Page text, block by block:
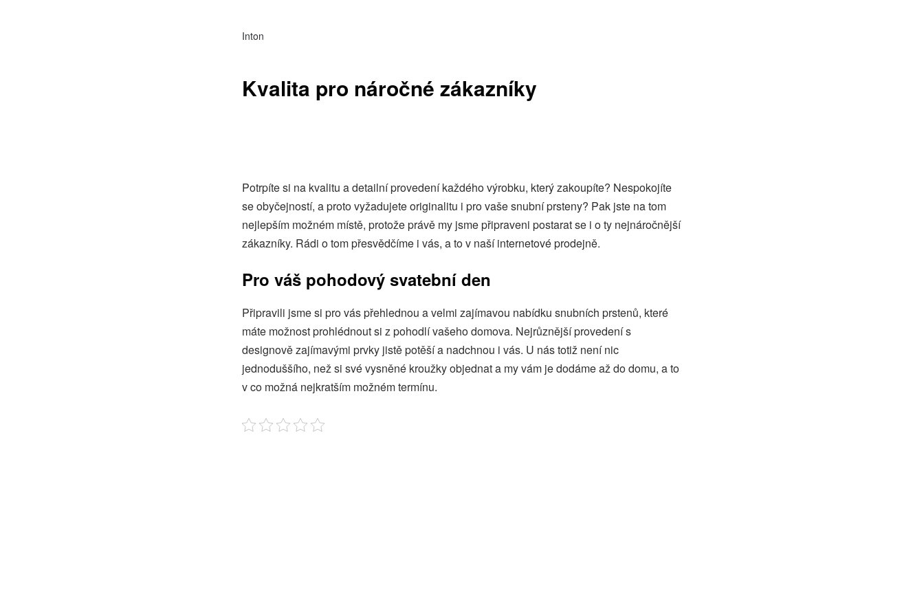
Inton
Kvalita pro náročné zákazníky
Potrpíte si na kvalitu a detailní provedení každého výrobku, který zakoupíte? Nespokojíte
se obyčejností, a proto vyžadujete originalitu i pro vašesnubní prsteny? Pak jste na tom
nejlepším možném místě, protože právě my jsme připraveni postarat se i o ty nejnáročnější
zákazníky. Rádi o tom přesvědčíme i vás, a to v naší internetové prodejně.
Pro váš pohodový svatební den
Připravili jsme si pro vás přehlednou a velmi zajímavou nabídku snubních prstenů, které
máte možnost prohlédnout si z pohodlí vašeho domova. Nejrůznější provedení s
designově zajímavými prvky jistě potěší a nadchnou i vás. U nás totiž není nic
jednoduššího, než si své vysněné kroužky objednat a my vám je dodáme až do domu, a to
v co možná nejkratším možném termínu.